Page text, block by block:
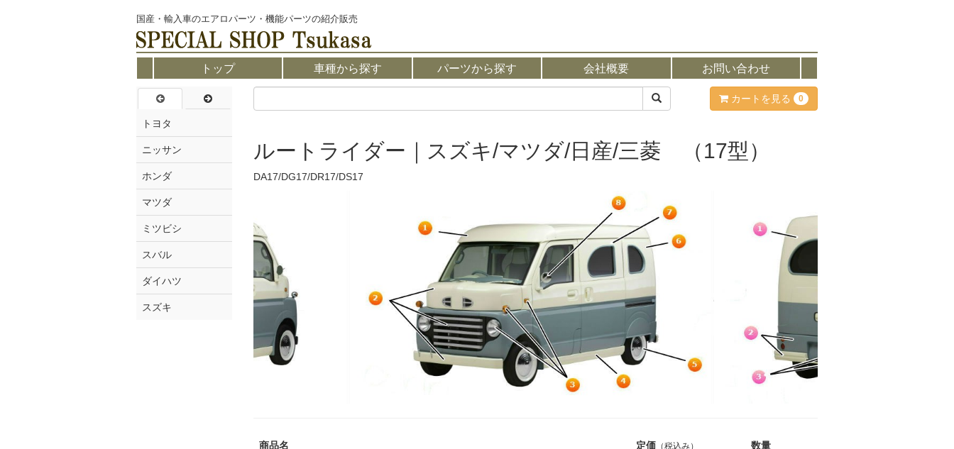
国産・輸入車のエアロパーツ・機能パーツの紹介販売
トップ 車種から探す パーツから探す 会社概要 お問い合わせ
トヨタ
ニッサン
ホンダ
マツダ
ミツビシ
スバル
ダイハツ
スズキ
カートを見る 0
ルートライダー｜スズキ/マツダ/日産/三菱 （17型）
DA17/DG17/DR17/DS17
商品名 定価 （税込み） 数量